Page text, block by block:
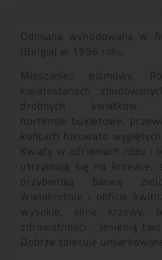
Odmiana wyhodowana w
(Belgia) w 1996 roku.
Mieszaniec piżmowy.
kwiatostanach
drobnych kwiatków
hortensje bukietowe,
końcach łukowato
Kwiaty w odcieniach różu i
utrzymują się na krzewie,
przybierają barwę
Wielokrotnie i obficie
wysokie, silne krzewy,
zdrowotności. Jesienią
Dobrze toleruje